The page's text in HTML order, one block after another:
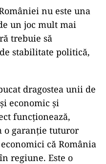
nu este una
un joc mult mai
trebuie să
stabilitate politică,
dragostea unii de
economic și
funcționează,
o garanție tuturor
că România
regiune. Este o